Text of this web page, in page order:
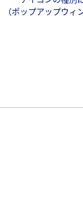
（ポップアップウィ